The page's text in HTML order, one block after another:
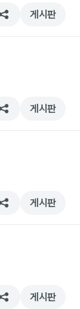
게시판
게시판
게시판
게시판